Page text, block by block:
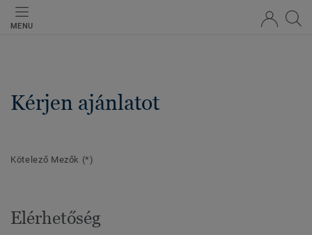
MENU
Kérjen ajánlatot
Kötelező Mezők (*)
Elérhetőség